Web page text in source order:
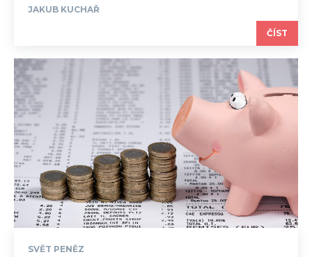
JAKUB KUCHAŘ
ČÍST
SVĚT PENĚZ